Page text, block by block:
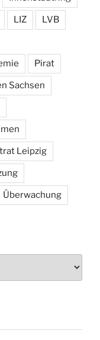
LIZ LVB
Pirat
Sachsen
Leipzig
Überwachung